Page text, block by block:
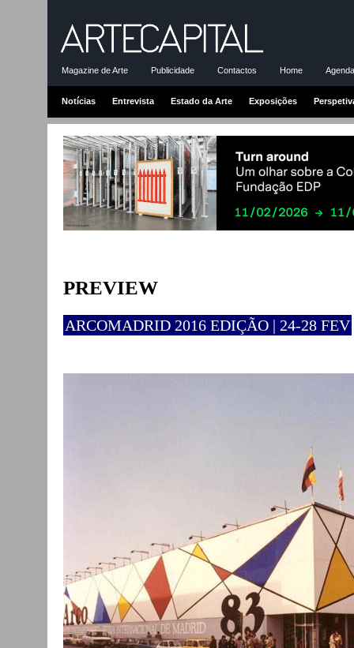
Magazine de Arte Publicidade Contactos Home
Notícias Entrevista Estado da Arte Exposições
PREVIEW
ARCOMADRID 2016 EDIÇÃO | 24-28 FEV